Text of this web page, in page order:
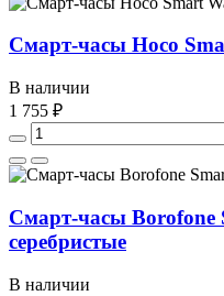
Смарт-часы Hoco
В наличии
1 755 ₽
Смарт-часы Borofone
серебристые
В наличии